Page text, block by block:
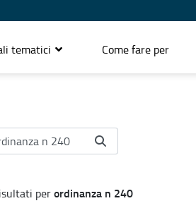
tematici Come fare per
perordinanza n 240